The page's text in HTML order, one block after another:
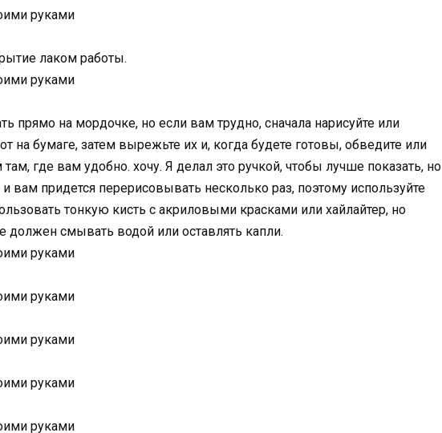
лаком работы.
прямо на мордочке, но если вам трудно, сначала нарисуйте или
на бумаге, затем вырежьте их и, когда будете готовы, обведите или
где вам удобно. хочу. Я делал это ручкой, чтобы лучше показать, но
вам придется перерисовывать несколько раз, поэтому используйте
тонкую кисть с акриловыми красками или хайлайтер, но
должен смывать водой или оставлять капли.